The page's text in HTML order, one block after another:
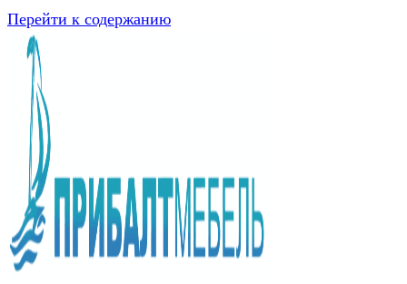
Перейти к содержанию